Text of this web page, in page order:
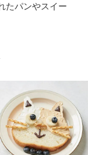
たパンやスイー